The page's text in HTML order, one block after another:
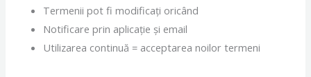
Termenii pot fi modificați oricând
Notificare prin aplicație și email
Utilizarea continuă = acceptarea noilor termeni